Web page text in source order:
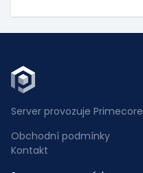
Server provozuje
Obchodní podmínky
Kontakt